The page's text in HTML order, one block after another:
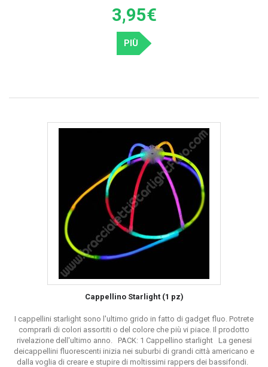
3,95€
PIÙ
Cappellino Starlight (1 pz)
I cappellini starlight sono l'ultimo grido in fatto di gadget fluo. Potrete
comprarli di colori assortiti o del colore che più vi piace. Il prodotto
rivelazione dell'ultimo anno. PACK: 1 Cappellino starlight La genesi
deicappellini fluorescenti inizia nei suburbi di grandi città americano e
dalla voglia di creare e stupire di moltissimi rappers dei bassifondi.